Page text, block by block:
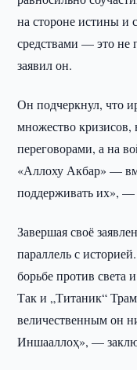
на стороне истины и
средствами — это не
заявил он.
Он подчеркнул, что
множество кризисов,
переговорами, а на
«Аллоху Акбар» —
поддерживать их»,
Завершая своё
параллель с
борьбе против света
Так и „Титаник“
величественным он
Иншааллоҳ», —